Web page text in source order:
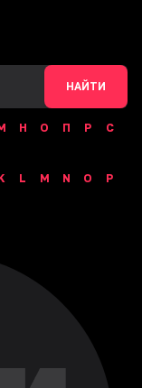
НАЙТИ
Н О П Р
С
L M N O
P